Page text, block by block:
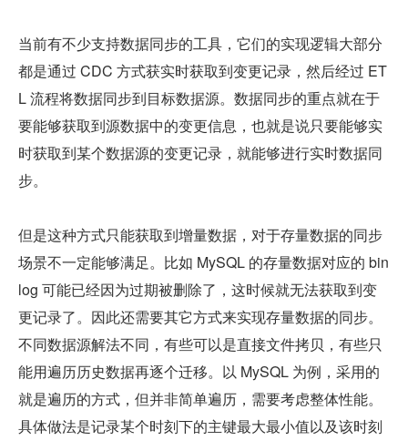
当前有不少支持数据同步的工具，它们的实现逻辑大部分
都是通过 CDC 方式获实时获取到变更记录，然后经过 ET
L 流程将数据同步到目标数据源。数据同步的重点就在于
要能够获取到源数据中的变更信息，也就是说只要能够实
时获取到某个数据源的变更记录，就能够进行实时数据同
步。
但是这种方式只能获取到增量数据，对于存量数据的同步
场景不一定能够满足。比如 MySQL 的存量数据对应的 bin
log 可能已经因为过期被删除了，这时候就无法获取到变
更记录了。因此还需要其它方式来实现存量数据的同步。
不同数据源解法不同，有些可以是直接文件拷贝，有些只
能用遍历历史数据再逐个迁移。以 MySQL 为例，采用的
就是遍历的方式，但并非简单遍历，需要考虑整体性能。
具体做法是记录某个时刻下的主键最大最小值以及该时刻